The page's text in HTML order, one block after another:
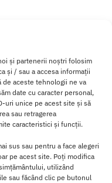
și partenerii noștri folosim
și / sau a accesa informații
aceste tehnologii ne va
date cu caracter personal,
uri unice pe acest site și să
sau retragerea
caracteristici și funcții.
sus sau pentru a face alegeri
pe acest site. Poți modifica
utilizând
sau făcând clic pe butonul